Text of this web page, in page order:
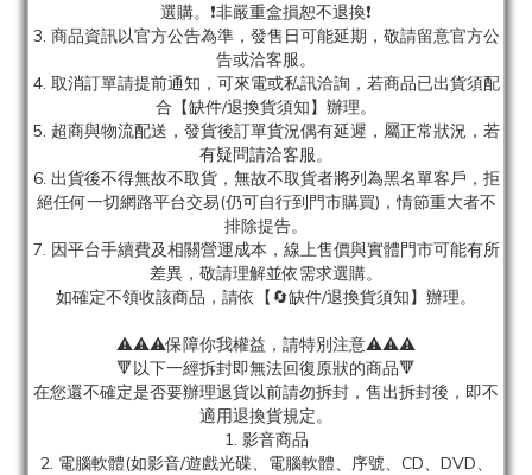
選購。❗非嚴重盒損恕不退換❗
3. 商品資訊以官方公告為準，發售日可能延期，敬請留意官方公
告或洽客服。
4. 取消訂單請提前通知，可來電或私訊洽詢，若商品已出貨須配
合【缺件/退換貨須知】辦理。
5. 超商與物流配送，發貨後訂單貨況偶有延遲，屬正常狀況，若
有疑問請洽客服。
6. 出貨後不得無故不取貨，無故不取貨者將列為黑名單客戶，拒
絕任何一切網路平台交易(仍可自行到門市購買)，情節重大者不
排除提告。
7. 因平台手續費及相關營運成本，線上售價與實體門市可能有所
差異，敬請理解並依需求選購。
如確定不領收該商品，請依【🔄缺件/退換貨須知】辦理。
⚠️⚠️⚠️保障你我權益，請特別注意⚠️⚠️⚠️
🔻以下一經拆封即無法回復原狀的商品🔻
在您還不確定是否要辦理退貨以前請勿拆封，售出拆封後，即不
適用退換貨規定。
1. 影音商品
2. 電腦軟體(如影音/遊戲光碟、電腦軟體、序號、CD、DVD、